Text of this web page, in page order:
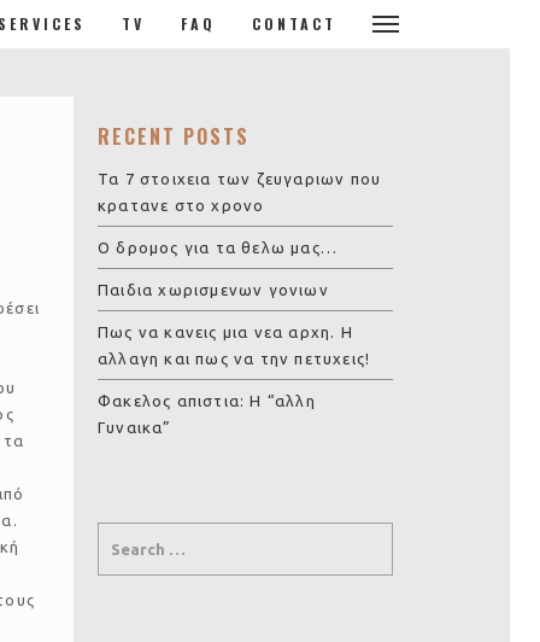
SERVICES TV FAQ CONTACT
RECENT POSTS
Τα 7 στοιχεια των ζευγαριων που
κρατανε στο χρονο
Ο δρομος για τα θελω μας…
Παιδια χωρισμενων γονιων
Πως να κανεις μια νεα αρχη. Η
αλλαγη και πως να την πετυχεις!
Φακελος απιστια: Η “αλλη
Γυναικα”